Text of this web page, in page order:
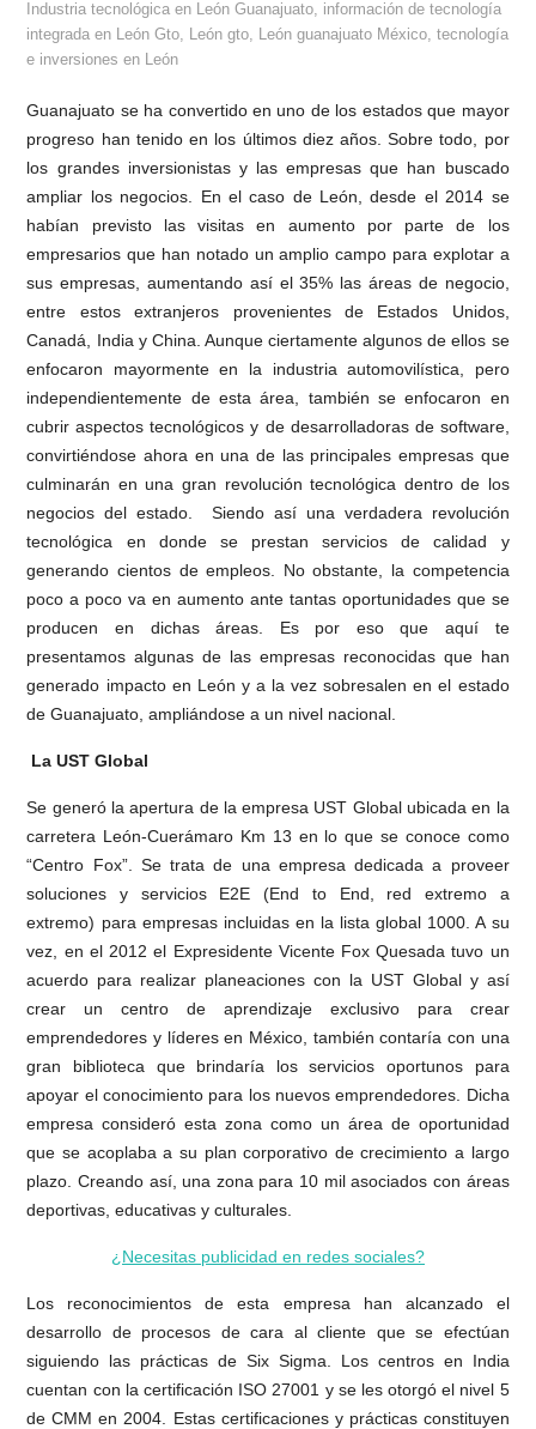
Industria tecnológica en León Guanajuato, información de tecnología
integrada en León Gto, León gto, León guanajuato México,tecnología
e inversiones en León
Guanajuato se ha convertido en uno de los estados que mayor
progreso han tenido en los últimos diez años. Sobre todo, por
los grandes inversionistas y las empresas que han buscado
ampliar los negocios. En el caso de León, desde el 2014 se
habían previsto las visitas en aumento por parte de los
empresarios que han notado un amplio campo para explotar a
sus empresas, aumentando así el 35% las áreas de negocio,
entre estos extranjeros provenientes de Estados Unidos,
Canadá, India y China. Aunque ciertamente algunos de ellos se
enfocaron mayormente en la industria automovilística, pero
independientemente de esta área, también se enfocaron en
cubrir aspectos tecnológicos y de desarrolladoras de software,
convirtiéndose ahora en una de las principales empresas que
culminarán en una gran revolución tecnológica dentro de los
negocios del estado. Siendo así una verdadera revolución
tecnológica en donde se prestan servicios de calidad y
generando cientos de empleos. No obstante, la competencia
poco a poco va en aumento ante tantas oportunidades que se
producen en dichas áreas. Es por eso que aquí te
presentamos algunas de las empresas reconocidas que han
generado impacto en León y a la vez sobresalen en el estado
de Guanajuato, ampliándose a un nivel nacional.
La UST Global
Se generó la apertura de la empresa UST Global ubicada en la
carretera León-Cuerámaro Km 13 en lo que se conoce como
“Centro Fox”. Se trata de una empresa dedicada a proveer
soluciones y servicios E2E (End to End, red extremo a
extremo) para empresas incluidas en la lista global 1000. A su
vez, en el 2012 el Expresidente Vicente Fox Quesada tuvo un
acuerdo para realizar planeaciones con la UST Global y así
crear un centro de aprendizaje exclusivo para crear
emprendedores y líderes en México, también contaría con una
gran biblioteca que brindaría los servicios oportunos para
apoyar el conocimiento para los nuevos emprendedores. Dicha
empresa consideró esta zona como un área de oportunidad
que se acoplaba a su plan corporativo de crecimiento a largo
plazo. Creando así, una zona para 10 mil asociados con áreas
deportivas, educativas y culturales.
¿Necesitas publicidad en redes sociales?
Los reconocimientos de esta empresa han alcanzado el
desarrollo de procesos de cara al cliente que se efectúan
siguiendo las prácticas de Six Sigma. Los centros en India
cuentan con la certificación ISO 27001 y se les otorgó el nivel 5
de CMM en 2004. Estas certificaciones y prácticas constituyen